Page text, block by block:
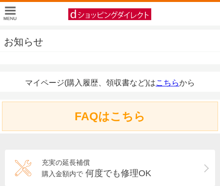
お知らせ
マイページ(購入履歴、領収書など)はこちらから
FAQはこちら
充実の延長補償
購入金額内で 何度でも修理OK